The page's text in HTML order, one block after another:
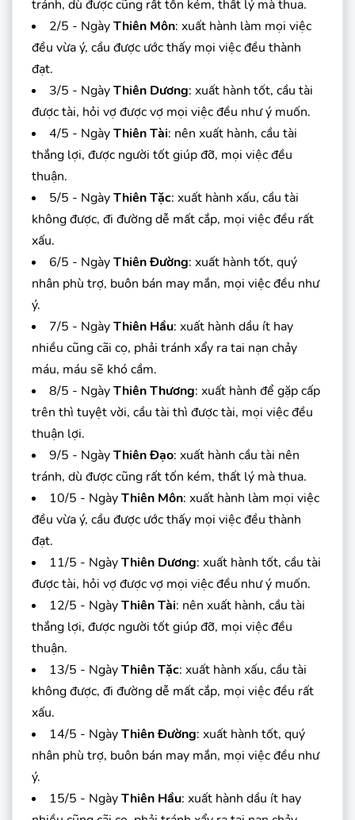
tránh, dù được cũng rất tốn kém, thất lý mà thua.
2/5 - NgàyThiên Môn: xuất hành làm mọi việc
đều vừa ý, cầu được ước thấy mọi việc đều thành
đạt.
3/5 - NgàyThiên Dương: xuất hành tốt, cầu tài
được tài, hỏi vợ được vợ mọi việc đều như ý muốn.
4/5 - NgàyThiên Tài: nên xuất hành, cầu tài
thắng lợi, được người tốt giúp đỡ, mọi việc đều
thuận.
5/5 - NgàyThiên Tặc: xuất hành xấu, cầu tài
không được, đi đường dễ mất cắp, mọi việc đều rất
xấu.
6/5 - NgàyThiên Đường: xuất hành tốt, quý
nhân phù trợ, buôn bán may mắn, mọi việc đều như
ý.
7/5 - NgàyThiên Hầu: xuất hành dầu ít hay
nhiều cũng cãi cọ, phải tránh xẩy ra tai nạn chảy
máu, máu sẽ khó cầm.
8/5 - NgàyThiên Thương: xuất hành để gặp cấp
trên thì tuyệt vời, cầu tài thì được tài, mọi việc đều
thuận lợi.
9/5 - NgàyThiên Đạo: xuất hành cầu tài nên
tránh, dù được cũng rất tốn kém, thất lý mà thua.
10/5 - NgàyThiên Môn: xuất hành làm mọi việc
đều vừa ý, cầu được ước thấy mọi việc đều thành
đạt.
11/5 - NgàyThiên Dương: xuất hành tốt, cầu tài
được tài, hỏi vợ được vợ mọi việc đều như ý muốn.
12/5 - NgàyThiên Tài: nên xuất hành, cầu tài
thắng lợi, được người tốt giúp đỡ, mọi việc đều
thuận.
13/5 - NgàyThiên Tặc: xuất hành xấu, cầu tài
không được, đi đường dễ mất cắp, mọi việc đều rất
xấu.
14/5 - NgàyThiên Đường: xuất hành tốt, quý
nhân phù trợ, buôn bán may mắn, mọi việc đều như
ý.
15/5 - NgàyThiên Hầu: xuất hành dầu ít hay